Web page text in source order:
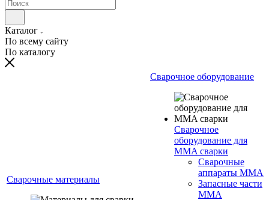
Каталог
По всему сайту
По каталогу
Сварочные материалы
Сварочное оборудование
Сварочное
оборудование для
MMA сварки
Сварочные
аппараты MMA
Запасные части
MMA